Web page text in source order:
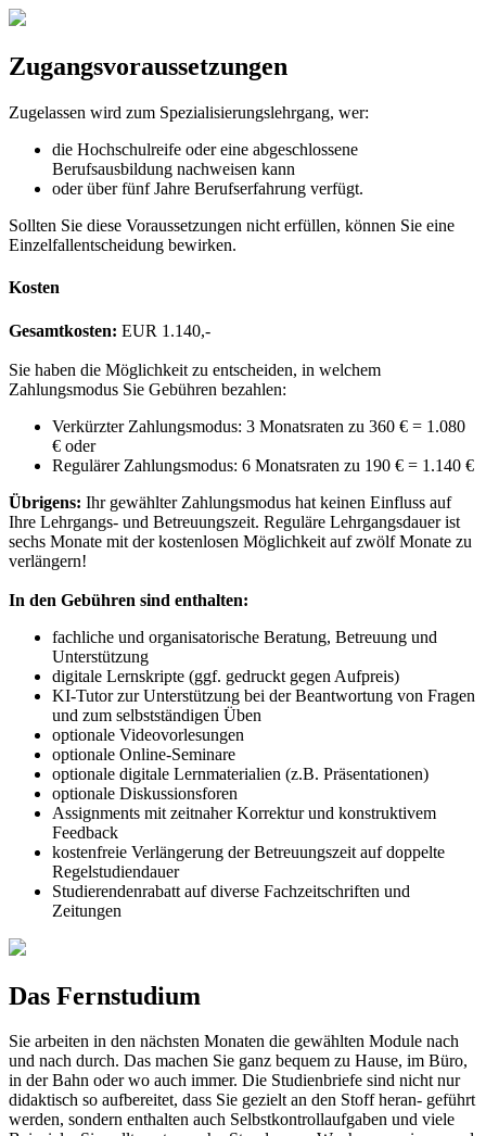
Zugangsvoraussetzungen
Zugelassen wird zum Spezialisierungslehrgang, wer:
die Hochschulreife oder eine abgeschlossene
Berufsausbildung nachweisen kann
oder über fünf Jahre Berufserfahrung verfügt.
Sollten Sie diese Voraussetzungen nicht erfüllen, können Sie eine
Einzelfallentscheidung bewirken.
Kosten
Gesamtkosten: EUR 1.140,-
Sie haben die Möglichkeit zu entscheiden, in welchem
Zahlungsmodus Sie Gebühren bezahlen:
Verkürzter Zahlungsmodus: 3 Monatsraten zu 360 € = 1.080
€ oder
Regulärer Zahlungsmodus: 6 Monatsraten zu 190 € = 1.140 €
Übrigens: Ihr gewählter Zahlungsmodus hat keinen Einfluss auf
Ihre Lehrgangs- und Betreuungszeit. Reguläre Lehrgangsdauer ist
sechs Monate mit der kostenlosen Möglichkeit auf zwölf Monate zu
verlängern!
In den Gebühren sind enthalten:
fachliche und organisatorische Beratung, Betreuung und
Unterstützung
digitale Lernskripte (ggf. gedruckt gegen Aufpreis)
KI-Tutor zur Unterstützung bei der Beantwortung von Fragen
und zum selbstständigen Üben
optionale Videovorlesungen
optionale Online-Seminare
optionale digitale Lernmaterialien (z.B. Präsentationen)
optionale Diskussionsforen
Assignments mit zeitnaher Korrektur und konstruktivem
Feedback
kostenfreie Verlängerung der Betreuungszeit auf doppelte
Regelstudiendauer
Studierendenrabatt auf diverse Fachzeitschriften und
Zeitungen
Das Fernstudium
Sie arbeiten in den nächsten Monaten die gewählten Module nach
und nach durch. Das machen Sie ganz bequem zu Hause, im Büro,
in der Bahn oder wo auch immer. Die Studienbriefe sind nicht nur
didaktisch so aufbereitet, dass Sie gezielt an den Stoff heran- geführt
werden, sondern enthalten auch Selbstkontrollaufgaben und viele